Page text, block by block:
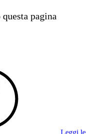
pagina